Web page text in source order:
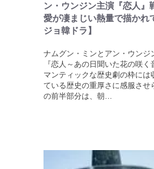
ン・ウンジン主演『恋人』
愛が凄まじい熱量で描かれ
ジョ韓ドラ】
ナムグン・ミンとアン・ウンジ
『恋人～あの日聞いた花の咲
マンティックな歴史劇の枠には
ている歴史の重厚さに感服させ
の前半部分は、朝…